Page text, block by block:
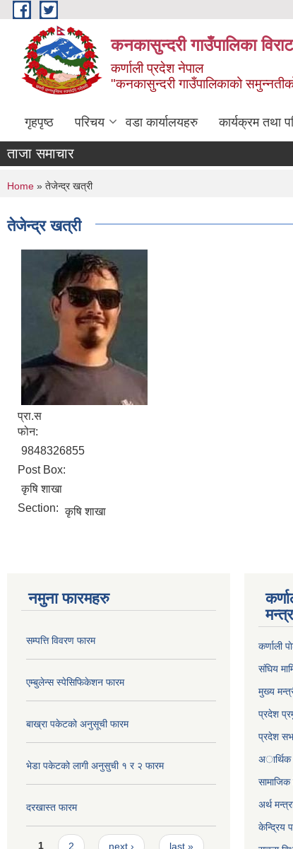
Skip to main content
कनकासुन्दरी गाउँपालिका
कर्णाली प्रदेश नेपाल
"कनकासुन्दरी गाउँपालिकाको समुन्नतीको
गृहपृष्ठ परिचय वडा कार्यालयहरु कार्यक्रम तथा
ताजा समाचार
You are here
Home » तेजेन्द्र खत्री
तेजेन्द्र खत्री
प्रा.स
फोन:
9848326855
Post Box:
कृषि शाखा
Section: कृषि शाखा
नमुना फारमहरु
सम्पत्ति विवरण फारम
एम्बुलेन्स स्पेसिफिकेशन फारम
बाख्रा पकेटको अनुसूची फारम
भेडा पकेटको लागी अनुसुची १ र २ फारम
दरखास्त फारम
Pages
1 2 next › last »
कर्णाली
संघिय
मुख्य
प्रदेश
प्रदेश
अार्थिक
सामाजिक
अर्थ
केन्द्रिय